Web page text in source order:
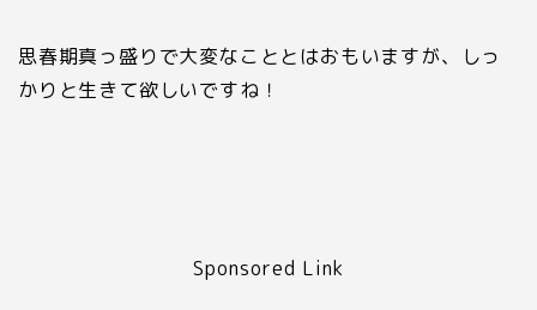
思春期真っ盛りで大変なこととはおもいますが、しっ
かりと生きて欲しいですね！
Sponsored Link